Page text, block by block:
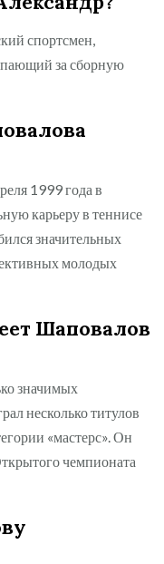
спортсмен,
за сборную
1999 года в
карьеру в теннисе
значительных
молодых
Шаповалов
значимых
несколько титулов
«мастерс». Он
чемпионата